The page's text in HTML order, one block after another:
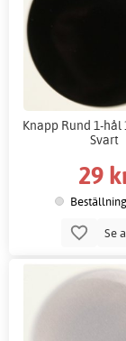
Knapp Rund 1-hål
Svart
29
Se